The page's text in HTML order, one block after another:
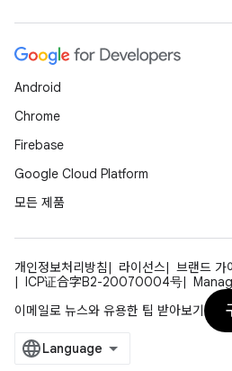
Android
Chrome
Firebase
Google Cloud Platform
모든 제품
개인정보처리방침 라이선스
브랜드 가
ICP证合字B2-20070004号
이메일로 뉴스와 유용한 팁 받아보기